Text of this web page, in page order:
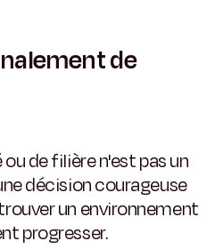
de
de filière n'est pas un
décision courageuse
un environnement
progresser.